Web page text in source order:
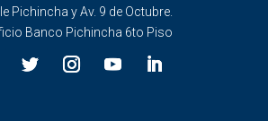
Pichincha y Av. 9 de Octubre.
Banco Pichincha 6to Piso